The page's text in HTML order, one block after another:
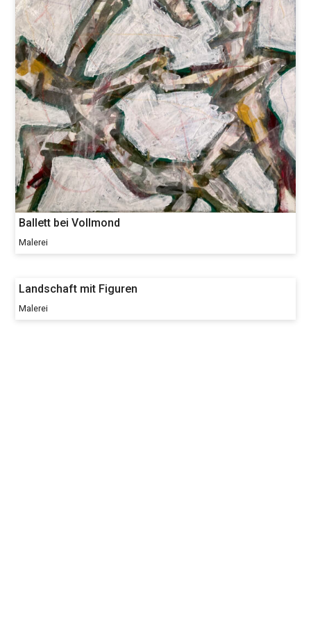
Ballett bei Vollmond
Malerei
Landschaft mit Figuren
Malerei